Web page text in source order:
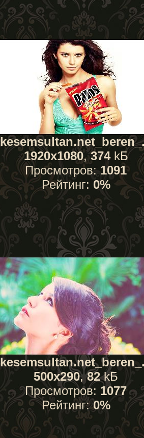
1920x1080,374kБ
Просмотров: 1091
Рейтинг: 0%
500x290,82kБ
Просмотров: 1077
Рейтинг:0%